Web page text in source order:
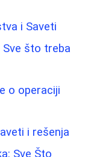
i Saveti
Sve što treba
o operaciji
i rešenja
Sve Što